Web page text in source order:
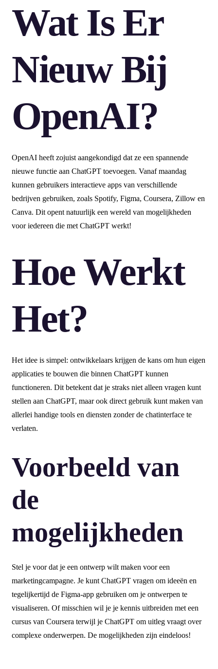
Wat Is Er
Nieuw Bij
OpenAI?
OpenAI heeft zojuist aangekondigd dat ze een spannende
nieuwe functie aan ChatGPT toevoegen. Vanaf maandag
kunnen gebruikers interactieve apps van verschillende
bedrijven gebruiken, zoals Spotify, Figma, Coursera, Zillow en
Canva. Dit opent natuurlijk een wereld van mogelijkheden
voor iedereen die met ChatGPT werkt!
Hoe Werkt
Het?
Het idee is simpel: ontwikkelaars krijgen de kans om hun eigen
applicaties te bouwen die binnen ChatGPT kunnen
functioneren. Dit betekent dat je straks niet alleen vragen kunt
stellen aan ChatGPT, maar ook direct gebruik kunt maken van
allerlei handige tools en diensten zonder de chatinterface te
verlaten.
Voorbeeld van
de
mogelijkheden
Stel je voor dat je een ontwerp wilt maken voor een
marketingcampagne. Je kunt ChatGPT vragen om ideeën en
tegelijkertijd de Figma-app gebruiken om je ontwerpen te
visualiseren. Of misschien wil je je kennis uitbreiden met een
cursus van Coursera terwijl je ChatGPT om uitleg vraagt over
complexe onderwerpen. De mogelijkheden zijn eindeloos!